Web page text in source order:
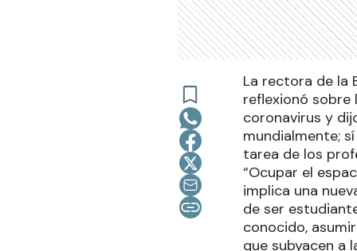
La rectora de la
reflexionó sobre
coronavirus y
mundialmente;
tarea de los
“Ocupar el
implica una
de ser
conocido,
que subyacen a